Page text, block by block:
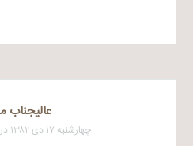
عالیجناب
چهارشنبه ۱۷ دی ۱۳۸۲ در ۳:۲۱ قبل از ظهر